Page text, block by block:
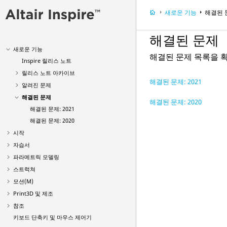
새로운 기능
Inspire 릴리스 노트
릴리스 노트 아카이브
알려진 문제
해결된 문제
해결된 문제: 2021
해결된 문제: 2020
시작
자습서
파라메트릭 모델링
스트럭쳐
모션(M)
Print3D 및 제조
참조
키보드 단축키 및 마우스 제어기
새로운 기능 해결된
해결된 문제
해결된 문제 목록을
해결된 문제: 2021
해결된 문제: 2020